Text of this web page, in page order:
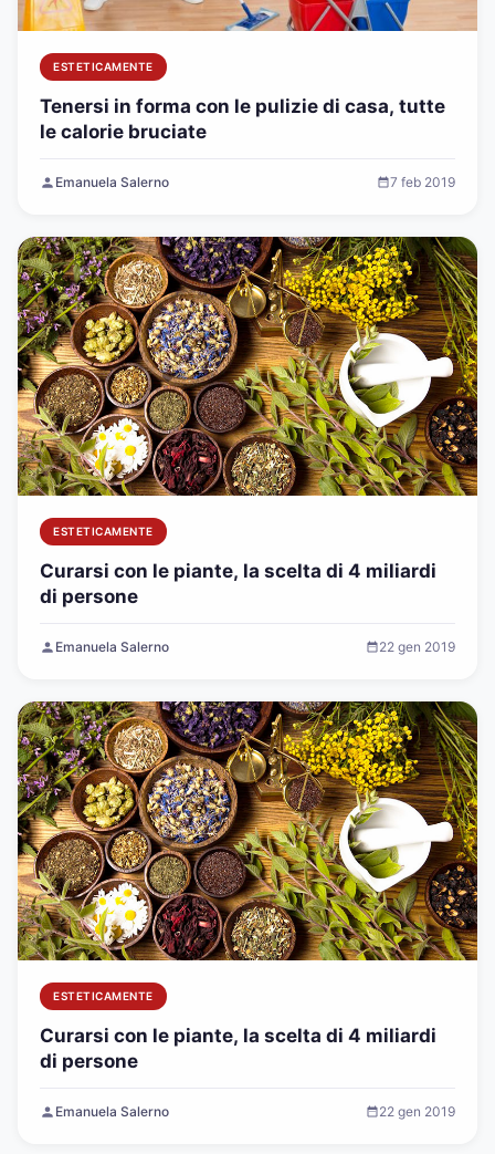
ESTETICAMENTE
Tenersi in forma con le pulizie di casa, tutte
le calorie bruciate
Emanuela Salerno 7 feb 2019
ESTETICAMENTE
Curarsi con le piante, la scelta di 4 miliardi
di persone
Emanuela Salerno 22 gen 2019
ESTETICAMENTE
Curarsi con le piante, la scelta di 4 miliardi
di persone
Emanuela Salerno 22 gen 2019